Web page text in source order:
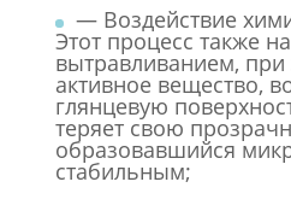
— Воздействие
Этот процесс также
вытравливанием,
активное вещество,
глянцевую
теряет свою
образовавшийся
стабильным;